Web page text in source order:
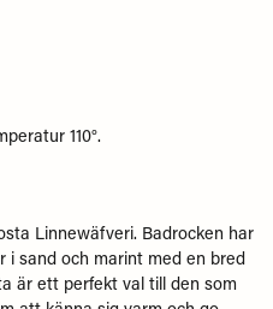
110°.
Linnewäfveri. Badrocken har
sand och marint med en bred
är ett perfekt val till den som